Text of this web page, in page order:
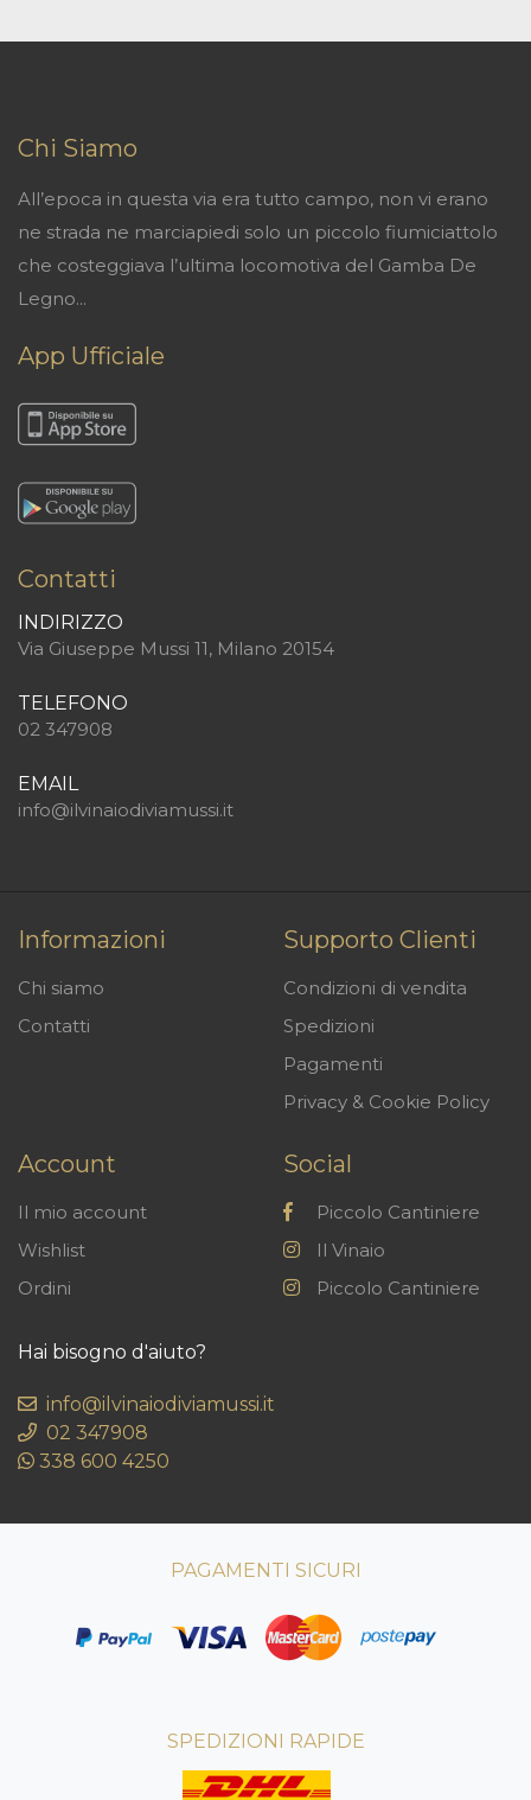
Chi Siamo
All’epoca in questa via era tutto campo, non vi erano
ne strada ne marciapiedi solo un piccolo fiumiciattolo
che costeggiava l’ultima locomotiva del Gamba De
Legno...
App Ufficiale
Contatti
INDIRIZZO
Via Giuseppe Mussi 11, Milano 20154
TELEFONO
02 347908
EMAIL
info@ilvinaiodiviamussi.it
Informazioni
Chi siamo
Contatti
Supporto Clienti
Condizioni di vendita
Spedizioni
Pagamenti
Privacy & Cookie Policy
Account
Il mio account
Wishlist
Ordini
Social
Piccolo Cantiniere
Il Vinaio
Piccolo Cantiniere
Hai bisogno d'aiuto?
info@ilvinaiodiviamussi.it
02 347908
338 600 4250
PAGAMENTI SICURI
SPEDIZIONI RAPIDE